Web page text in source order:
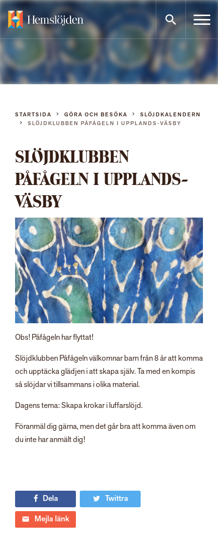
Gå
direkt
till
innehållet
STARTSIDA GÖRA OCH BESÖKA
SLÖJDKALENDERN
SLÖJDKLUBBEN PÅFÅGELN I UPPLANDS-VÄSBY
SLÖJDKLUBBEN
PÅFÅGELN I UPPLANDS-
VÄSBY
Obs! Påfågeln har flyttat!
Slöjdklubben Påfågeln välkomnar barn från 8 år att komma
och upptäcka glädjen i att skapa själv. Ta med en kompis
så slöjdar vi tillsammans i olika material.
Dagens tema: Skapa krokar i luffarslöjd.
Föranmäl dig gärna, men det går bra att komma även om
du inte har anmält dig!
Dela
Twittra
Mejla länk